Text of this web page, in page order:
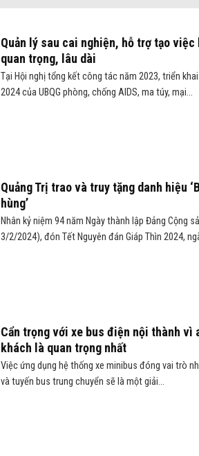
Quản lý sau cai nghiện, hỗ trợ tạo
quan trọng, lâu dài
Tại Hội nghị tổng kết công tác năm 2023, triển
2024 của UBQG phòng, chống AIDS, ma túy, mại...
Quảng Trị trao và truy tặng danh hiệu
hùng’
Nhân kỷ niệm 94 năm Ngày thành lập Đảng Cộng
3/2/2024), đón Tết Nguyên đán Giáp Thìn 2024,
Cẩn trọng với xe bus điện nội thành vì
khách là quan trọng nhất
Việc ứng dụng hệ thống xe minibus đóng vai trò
và tuyến bus trung chuyển sẽ là một giải...